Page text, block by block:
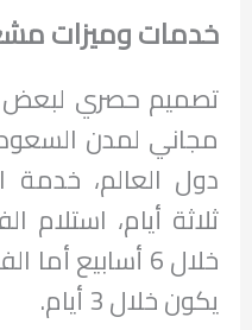
خدمات وميزات
تصميم حصري لبعض
مجاني لمدن
دول العالم، خدمة
ثلاثة أيام،
خلال 6 أسابيع
يكون خلال 3 أيام.